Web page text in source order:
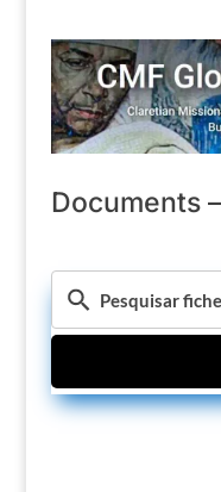
Documents